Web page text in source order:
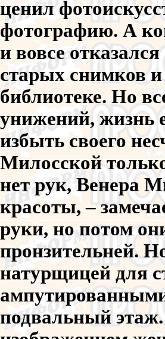
ценил
фотографию. А
и вовсе
старых снимков и
библиотеке. Но
унижений, жизнь
избыть своего
Милосской
нет рук, Венера
красоты, –
руки, но потом
пронзительней.
натурщицей для
подвальный